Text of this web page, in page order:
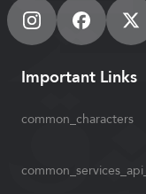
Important Links
common_characters